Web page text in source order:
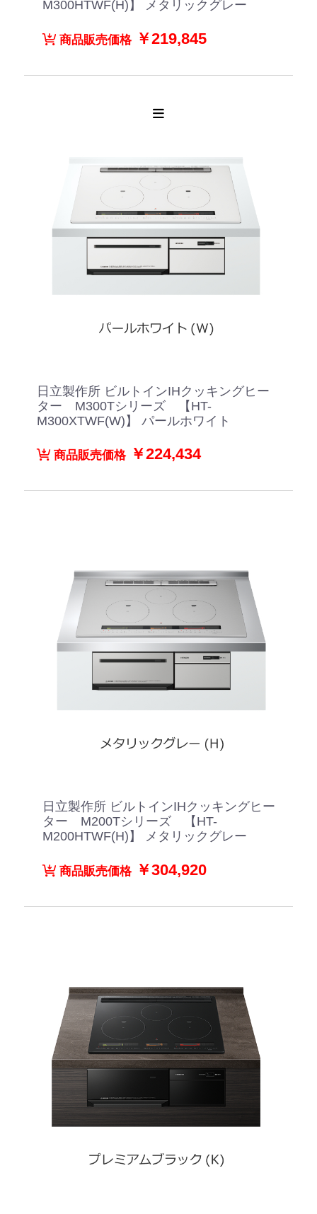
M300HTWF(H)】 メタリックグレー
商品販売価格￥219,845
日立製作所 ビルトインIHクッキングヒー
ター M300Tシリーズ 【HT-
M300XTWF(W)】 パールホワイト
商品販売価格￥224,434
日立製作所 ビルトインIHクッキングヒー
ター M200Tシリーズ 【HT-
M200HTWF(H)】 メタリックグレー
商品販売価格￥304,920